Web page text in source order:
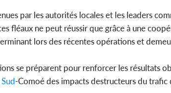
par les autorités locales et les leaders
fléaux ne peut réussir que grâce à une
lors des récentes opérations et
se préparent pour renforcer les résultats
Sud-Comoé des impacts destructeurs du